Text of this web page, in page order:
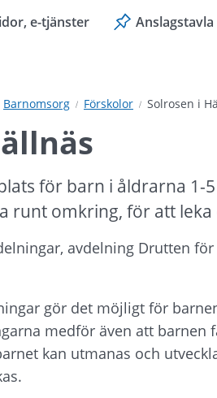
e-tjänster Anslagstavla
Barnomsorg Förskolor Solrosen i
för barn i åldrarna 1-
runt omkring, för att
avdelning Drutten
gör det möjligt för
medför även att barnen
kan utmanas och